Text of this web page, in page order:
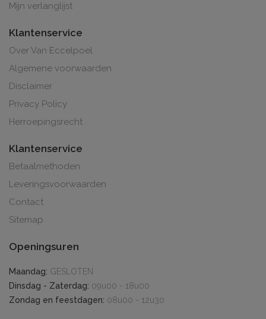
Mijn verlanglijst
Klantenservice
Over Van Eccelpoel
Algemene voorwaarden
Disclaimer
Privacy Policy
Herroepingsrecht
Klantenservice
Betaalmethoden
Leveringsvoorwaarden
Contact
Sitemap
Openingsuren
Maandag: GESLOTEN
Dinsdag - Zaterdag: 09u00 - 18u00
Zondag en feestdagen: 08u00 - 12u30